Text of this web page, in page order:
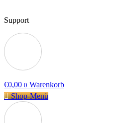
Support
€0,00 0 Warenkorb
Shop-Menü